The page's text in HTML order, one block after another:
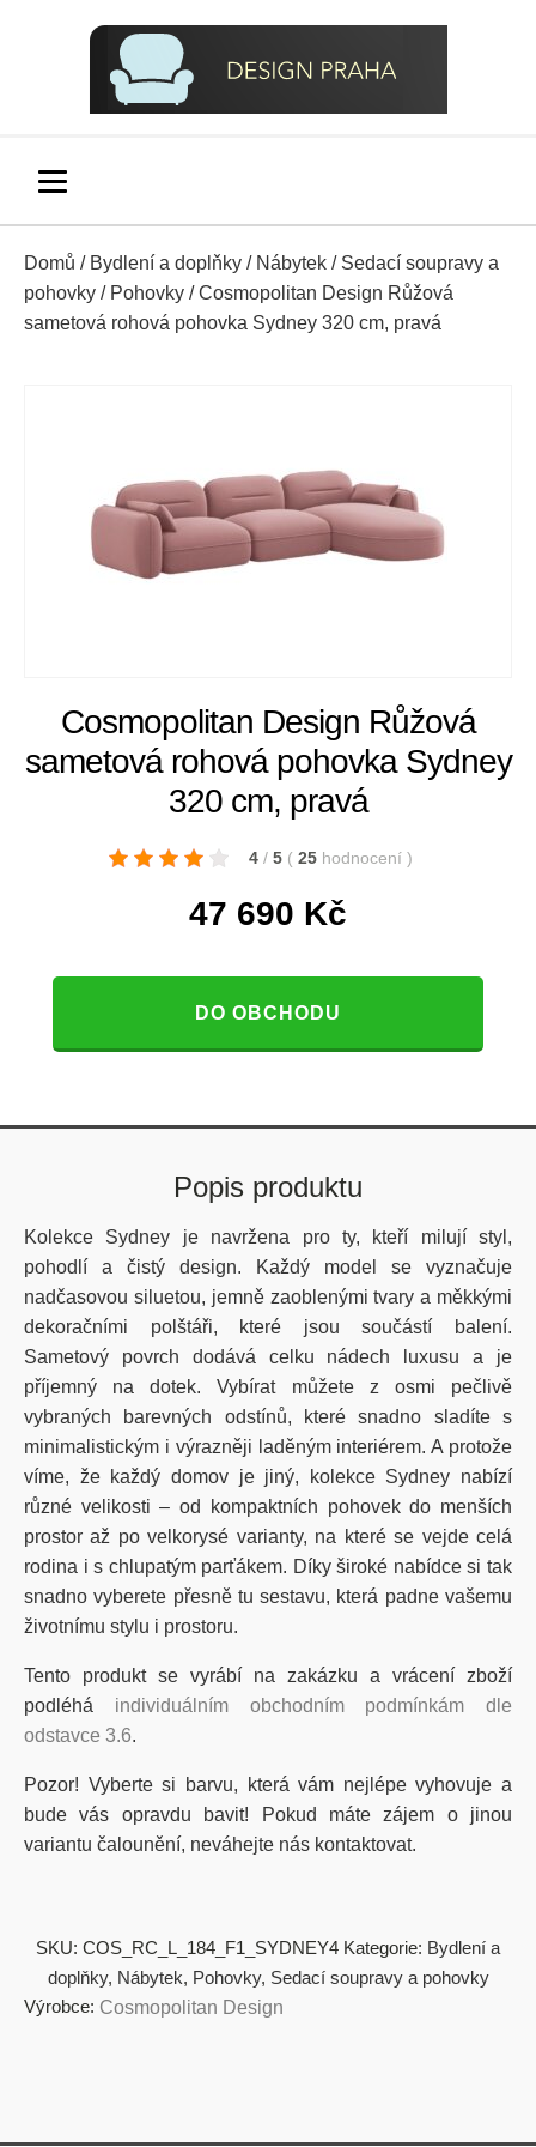
Domů / Bydlení a doplňky / Nábytek / Sedací soupravy a
pohovky / Pohovky / Cosmopolitan Design Růžová
sametová rohová pohovka Sydney 320 cm, pravá
Cosmopolitan Design Růžová
sametová rohová pohovka Sydney
320 cm, pravá
4 / 5 ( 25 hodnocení )
47 690 Kč
DO OBCHODU
Popis produktu
Kolekce Sydney je navržena pro ty, kteří milují styl,
pohodlí a čistý design. Každý model se vyznačuje
nadčasovou siluetou, jemně zaoblenými tvary a měkkými
dekoračními polštáři, které jsou součástí balení.
Sametový povrch dodává celku nádech luxusu a je
příjemný na dotek. Vybírat můžete z osmi pečlivě
vybraných barevných odstínů, které snadno sladíte s
minimalistickým i výrazněji laděným interiérem. A protože
víme, že každý domov je jiný, kolekce Sydney nabízí
různé velikosti – od kompaktních pohovek do menších
prostor až po velkorysé varianty, na které se vejde celá
rodina i s chlupatým parťákem. Díky široké nabídce si tak
snadno vyberete přesně tu sestavu, která padne vašemu
životnímu stylu i prostoru.
Tento produkt se vyrábí na zakázku a vrácení zboží
podléhá individuálním obchodním podmínkám dle
odstavce 3.6.
Pozor! Vyberte si barvu, která vám nejlépe vyhovuje a
bude vás opravdu bavit! Pokud máte zájem o jinou
variantu čalounění, neváhejte nás kontaktovat.
SKU: COS_RC_L_184_F1_SYDNEY4 Kategorie: Bydlení a
doplňky, Nábytek, Pohovky, Sedací soupravy a pohovky
Výrobce: Cosmopolitan Design